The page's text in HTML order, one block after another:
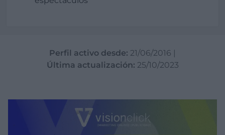
Perfil activo desde: 21/06/2016 |
Última actualización: 25/10/2023